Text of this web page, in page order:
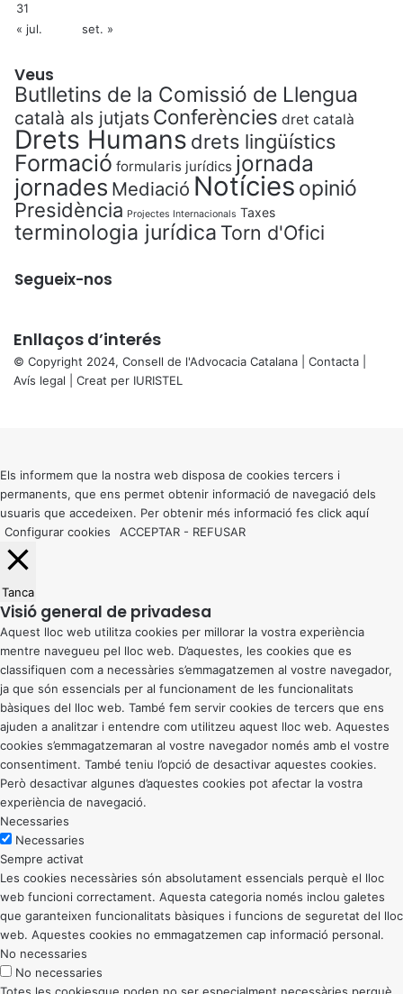
31
« jul.
set. »
Veus
Butlletins de la Comissió de Llengua
català als jutjats Conferències dret català
Drets Humans drets lingüístics
Formació formularis jurídics jornada
jornades Mediació Notícies opinió
Presidència Projectes Internacionals Taxes
terminologia jurídica Torn d'Ofici
Segueix-nos
Enllaços d’interés
© Copyright 2024, Consell de l'Advocacia Catalana | Contacta
Avís legal | Creat per IURISTEL
button
Els informem que la nostra web disposa de cookies tercers i
permanents, que ens permet obtenir informació de navegació dels
usuaris que accedeixen. Per obtenir més informació fes click aquí
Configurar cookies
ACCEPTAR - REFUSAR
Tanca
Visió general de privadesa
Aquest lloc web utilitza cookies per millorar la vostra experiència
mentre navegueu pel lloc web. D’aquestes, les cookies que es
classifiquen com a necessàries s’emmagatzemen al vostre navegador,
ja que són essencials per al funcionament de les funcionalitats
bàsiques del lloc web. També fem servir cookies de tercers que ens
ajuden a analitzar i entendre com utilitzeu aquest lloc web. Aquestes
cookies s’emmagatzemaran al vostre navegador només amb el vostre
consentiment. També teniu l’opció de desactivar aquestes cookies.
Però desactivar algunes d’aquestes cookies pot afectar la vostra
experiència de navegació.
Necessaries
Necessaries
Sempre activat
Les cookies necessàries són absolutament essencials perquè el lloc
web funcioni correctament. Aquesta categoria només inclou galetes
que garanteixen funcionalitats bàsiques i funcions de seguretat del lloc
web. Aquestes cookies no emmagatzemen cap informació personal.
No necessaries
No necessaries